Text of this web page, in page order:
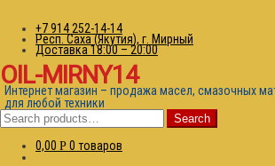
+7 914 252-14-14
Респ. Саха (Якутия), г. Мирный
Доставка 18:00 – 20:00
OIL-MIRNY14
Интернет магазин – продажа масел, смазочных
для любой техники
Search
for: Search
0,00 Р 0 товаров